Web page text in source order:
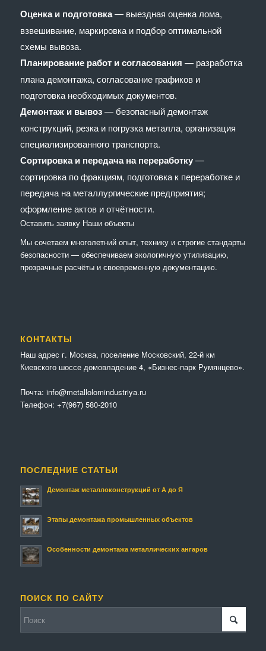
Оценка и подготовка— выездная оценка лома,
взвешивание, маркировка и подбор оптимальной
схемы вывоза.
Планирование работ и согласования — разработка
плана демонтажа, согласование графиков и
подготовка необходимых документов.
Демонтаж и вывоз— безопасный демонтаж
конструкций, резка и погрузка металла, организация
специализированного транспорта.
Сортировка и передача на переработку—
сортировка по фракциям, подготовка к переработке и
передача на металлургические предприятия;
оформление актов и отчётности.
Оставить заявку Наши объекты
Мы сочетaем многолетний опыт, технику и строгие стандарты
безопасности — обеспечиваем экологичную утилизацию,
прозрачные расчёты и своевременную документацию.
КОНТАКТЫ
Наш адрес г. Москва, поселение Московский, 22-й км
Киевского шоссе домовладение 4, «Бизнес-парк Румянцево».
Почта: info@metallolomindustriya.ru
Телефон: +7(967) 580-2010
ПОСЛЕДНИЕ СТАТЬИ
Демонтаж металлоконструкций от А до Я
Этапы демонтажа промышленных объектов
Особенности демонтажа металлических ангаров
ПОИСК ПО САЙТУ